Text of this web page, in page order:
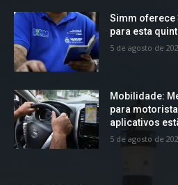
Simm oferece
para esta
5 de agosto de
Mobilidade:
para
aplicativos
5 de agosto de